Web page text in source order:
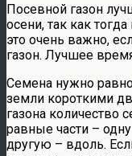
Посевной газон
осени, так как
это очень важно,
газон. Лучшее
Семена нужно
земли короткими
газона количество
равные части –
другую – вдоль.